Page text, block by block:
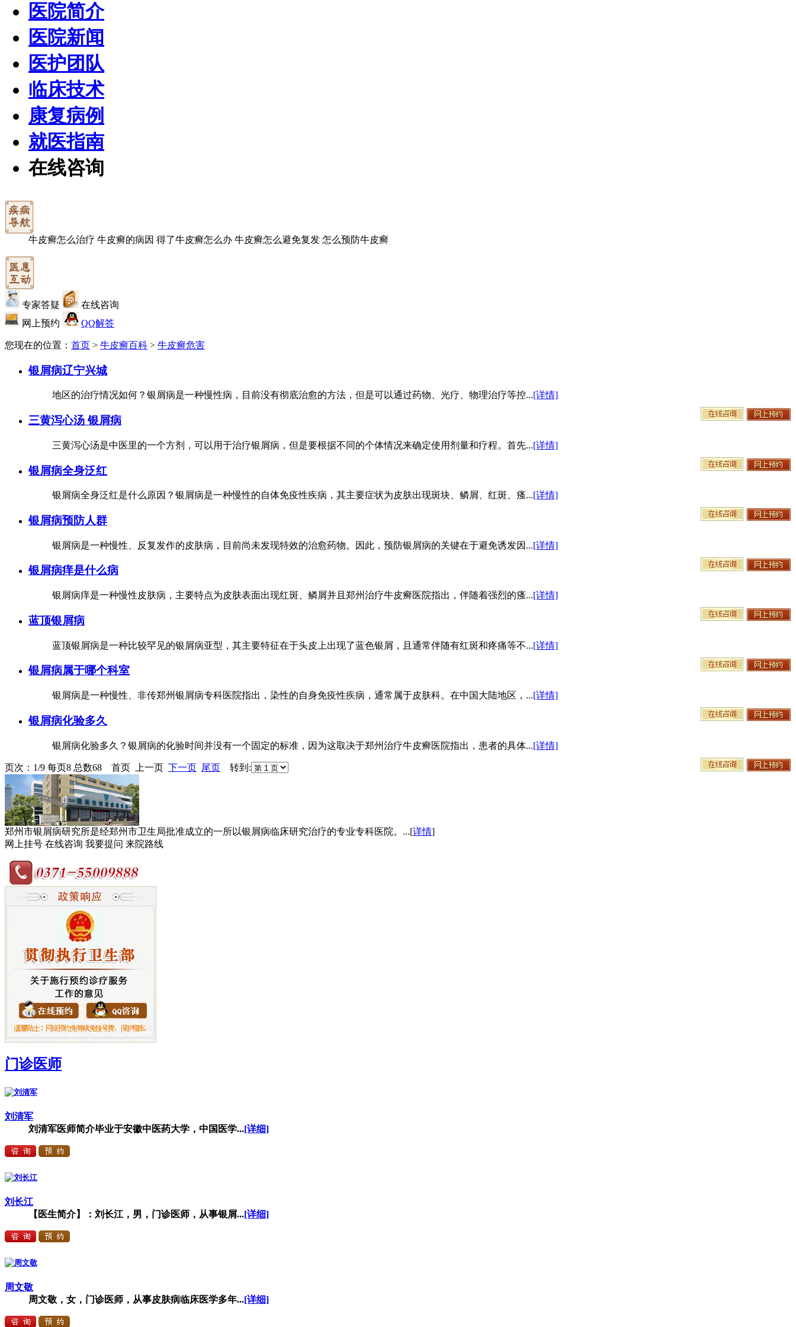
医院简介
医院新闻
医护团队
临床技术
康复病例
就医指南
在线咨询
牛皮癣怎么治疗 牛皮癣的病因 得了牛皮癣怎么办 牛皮癣怎么避免复发 怎么预防牛皮癣
专家答疑
在线咨询
网上预约
QQ解答
您现在的位置： 首页 > 牛皮癣百科 > 牛皮癣危害
银屑病辽宁兴城
地区的治疗情况如何？银屑病是一种慢性病，目前没有彻底治愈的方法，但是可以通过药物、光疗、物理治疗等控...[详情]
三黄泻心汤 银屑病
三黄泻心汤是中医里的一个方剂，可以用于治疗银屑病，但是要根据不同的个体情况来确定使用剂量和疗程。首先...[详情]
银屑病全身泛红
银屑病全身泛红是什么原因？银屑病是一种慢性的自体免疫性疾病，其主要症状为皮肤出现斑块、鳞屑、红斑、瘙...[详情]
银屑病预防人群
银屑病是一种慢性、反复发作的皮肤病，目前尚未发现特效的治愈药物。因此，预防银屑病的关键在于避免诱发因...[详情]
银屑病痒是什么病
银屑病痒是一种慢性皮肤病，主要特点为皮肤表面出现红斑、鳞屑并且郑州治疗牛皮癣医院指出，伴随着强烈的瘙...[详情]
蓝顶银屑病
蓝顶银屑病是一种比较罕见的银屑病亚型，其主要特征在于头皮上出现了蓝色银屑，且通常伴随有红斑和疼痛等不...[详情]
银屑病属于哪个科室
银屑病是一种慢性、非传郑州银屑病专科医院指出，染性的自身免疫性疾病，通常属于皮肤科。在中国大陆地区，...[详情]
银屑病化验多久
银屑病化验多久？银屑病的化验时间并没有一个固定的标准，因为这取决于郑州治疗牛皮癣医院指出，患者的具体...[详情]
页次：1/9 每页8 总数68 首页 上一页 下一页 尾页 转到:
郑州市银屑病研究所是经郑州市卫生局批准成立的一所以银屑病临床研究治疗的专业专科医院。...[详情]
网上挂号 在线咨询 我要提问 来院路线
门诊医师
刘清军
刘清军医师简介毕业于安徽中医药大学，中国医学...[详细]
刘长江
【医生简介】：刘长江，男，门诊医师，从事银屑...[详细]
周文敬
周文敬，女，门诊医师，从事皮肤病临床医学多年...[详细]